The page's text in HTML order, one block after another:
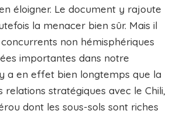
éloigner. Le document y rajoute
la menacer bien sûr. Mais il
non hémisphériques
importantes dans notre
a en effet bien longtemps que la
relations stratégiques avec le Chili,
dont les sous-sols sont riches